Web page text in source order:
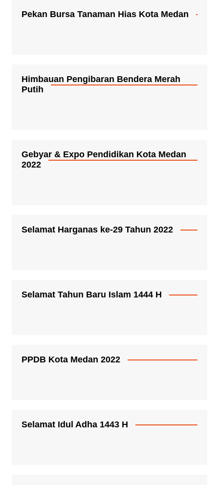
Pekan Bursa Tanaman Hias Kota Medan
Himbauan Pengibaran Bendera Merah
Putih
Gebyar & Expo Pendidikan Kota Medan
2022
Selamat Harganas ke-29 Tahun 2022
Selamat Tahun Baru Islam 1444 H
PPDB Kota Medan 2022
Selamat Idul Adha 1443 H